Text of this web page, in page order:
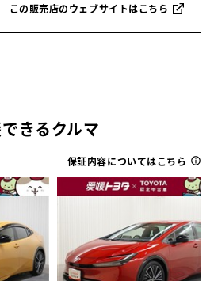
この販売店のウェブサイトはこちら
きるクルマ
保証内容についてはこちら